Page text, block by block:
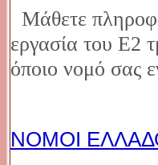
Μάθετε
εργασία του Ε2
όποιο νομό σας
ΝΟΜΟΙ